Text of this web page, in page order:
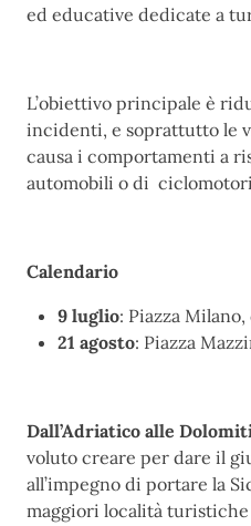
ed educative dedicate a
L’obiettivo principale è
incidenti, e soprattutto le
causa i comportamenti a
automobili o di
Calendario
9 luglio: Piazza
21 agosto: Piazza
Dall’Adriatico alle
voluto creare per dare il
all’impegno di portare la
maggiori località turistiche